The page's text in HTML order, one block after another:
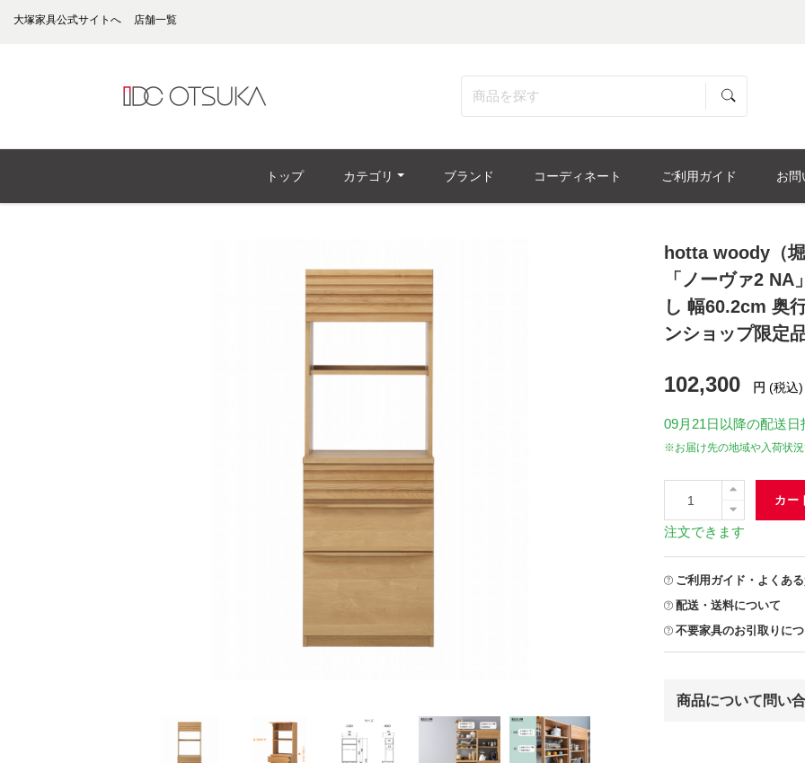
大塚家具公式サイトへ 店舗一覧
トップ カテゴリ ブランド コーディネート ご利用ガイド お問
hotta woody（
「ノーヴァ2
し 幅60.2cm 奥
ンショップ限定品
102,300 円 (税込)
09月21日 以降の配送
※お届け先の地域や入荷状
カー
注文できます
ご利用ガイド・よくあ
配送・送料について
不要家具のお引取りに
商品について問い